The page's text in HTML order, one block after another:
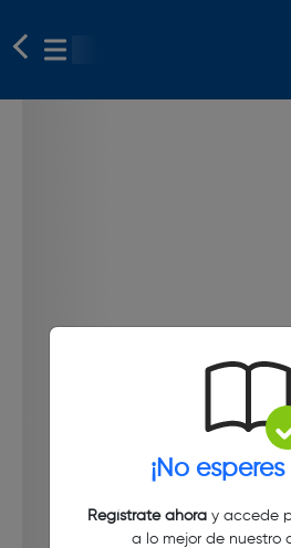
¡No
Regístrate ahoray accede
a lo mejor de nuestro